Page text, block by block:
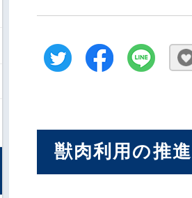
獣肉利用の推進